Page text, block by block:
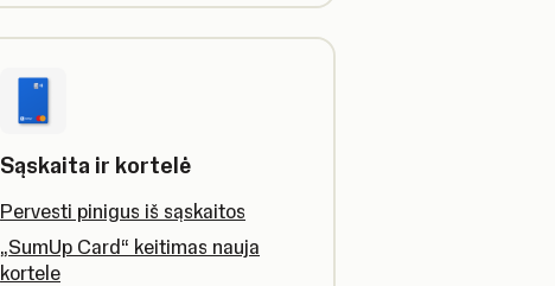
Sąskaita ir kortelė
Pervesti pinigus iš sąskaitos
„SumUp Card“ keitimas nauja
kortele